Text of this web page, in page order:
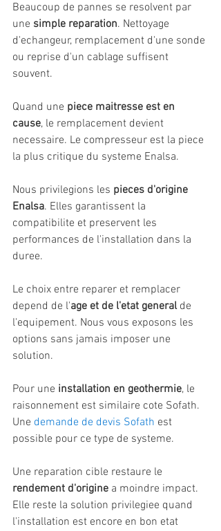
Beaucoup de pannes se resolvent par
une simple reparation. Nettoyage
d'echangeur, remplacement d'une sonde
ou reprise d'un cablage suffisent
souvent.
Quand une piece maitresse est en
cause, le remplacement devient
necessaire. Le compresseur est la piece
la plus critique du systeme Enalsa.
Nous privilegions les pieces d'origine
Enalsa. Elles garantissent la
compatibilite et preservent les
performances de l'installation dans la
duree.
Le choix entre reparer et remplacer
depend de l'age et de l'etat general de
l'equipement. Nous vous exposons les
options sans jamais imposer une
solution.
Pour une installation en geothermie, le
raisonnement est similaire cote Sofath.
Une demande de devis Sofath est
possible pour ce type de systeme.
Une reparation cible restaure le
rendement d'origine a moindre impact.
Elle reste la solution privilegiee quand
l'installation est encore en bon etat